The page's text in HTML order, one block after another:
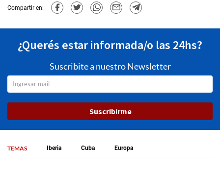
Compartir en:
¿Querés estar informada/o las 24hs?
Suscribite a nuestro Newsletter
Suscribirme
TEMAS Iberia Cuba Europa